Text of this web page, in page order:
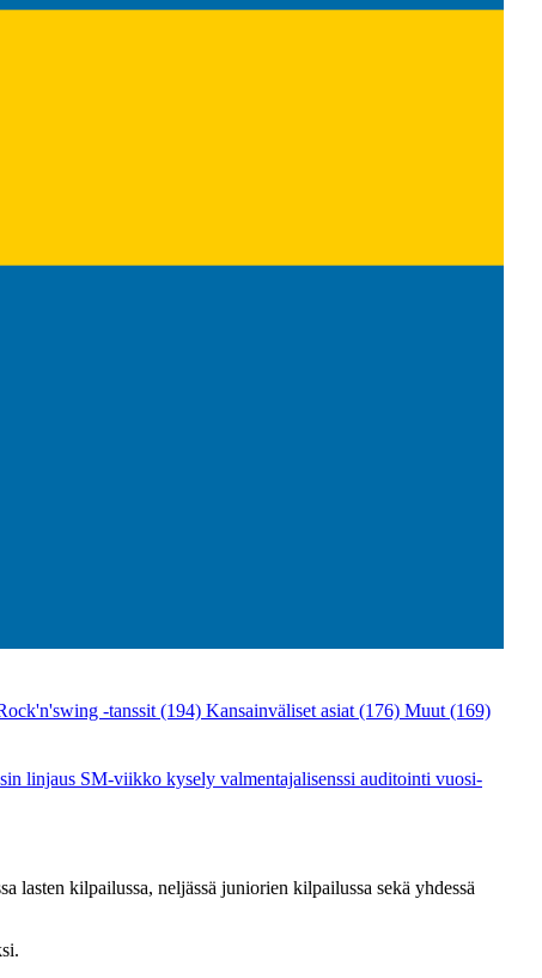
-tanssit (194) Kansainväliset asiat (176) Muut (169)
linjaus SM-viikko kysely valmentajalisenssi auditointi vuosi-
lasten kilpailussa, neljässä juniorien kilpailussa sekä yhdessä